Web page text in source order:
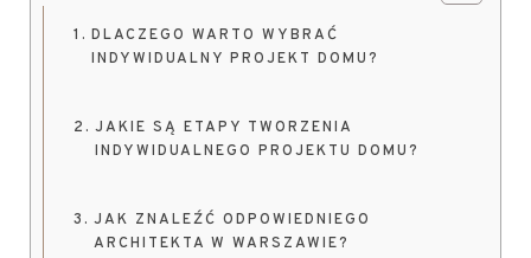
DLACZEGO WARTO WYBRAĆ
INDYWIDUALNY PROJEKT DOMU?
JAKIE SĄ ETAPY TWORZENIA
INDYWIDUALNEGO PROJEKTU DOMU?
JAK ZNALEŹĆ ODPOWIEDNIEGO
ARCHITEKTA W WARSZAWIE?